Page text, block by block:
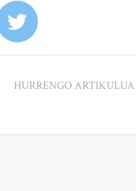
HURRENGO ARTIKULUA